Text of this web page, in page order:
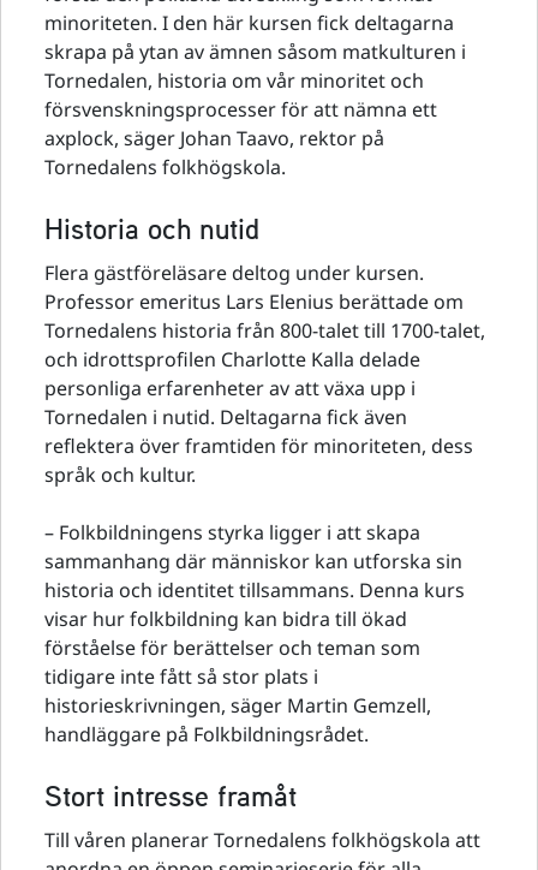
minoriteten. I den här kursen fick deltagarna
skrapa på ytan av ämnen såsom matkulturen i
Tornedalen, historia om vår minoritet och
försvenskningsprocesser för att nämna ett
axplock, säger Johan Taavo, rektor på
Tornedalens folkhögskola.
Historia och nutid
Flera gästföreläsare deltog under kursen.
Professor emeritus Lars Elenius berättade om
Tornedalens historia från 800-talet till 1700-talet,
och idrottsprofilen Charlotte Kalla delade
personliga erfarenheter av att växa upp i
Tornedalen i nutid. Deltagarna fick även
reflektera över framtiden för minoriteten, dess
språk och kultur.
– Folkbildningens styrka ligger i att skapa
sammanhang där människor kan utforska sin
historia och identitet tillsammans. Denna kurs
visar hur folkbildning kan bidra till ökad
förståelse för berättelser och teman som
tidigare inte fått så stor plats i
historieskrivningen, säger Martin Gemzell,
handläggare på Folkbildningsrådet.
Stort intresse framåt
Till våren planerar Tornedalens folkhögskola att